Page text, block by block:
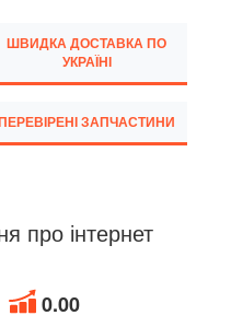
ШВИДКА ДОСТАВКА ПО
УКРАЇНІ
ЗАПЧАСТИНИ
про інтернет
0.00